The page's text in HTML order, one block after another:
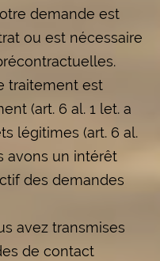
demande est
ou est nécessaire
traitement est
(art. 6 al. 1 let. a
légitimes (art. 6 al.
avons un intérêt
des demandes
avez transmises
de contact